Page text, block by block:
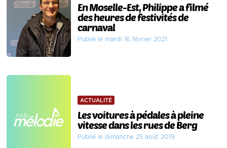
En Moselle-Est, Philippe a filmé
des heures de festivités de
carnaval
Publié le mardi 16 février 2021
ACTUALITÉ
Les voitures à pédales à pleine
vitesse dans les rues de Berg
Publié le dimanche 25 août 2019